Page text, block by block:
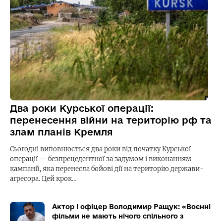
Два роки Курської операції:
перенесення війни на територію рф та
злам планів Кремля
Сьогодні виповнюється два роки від початку Курської
операції — безпрецедентної за задумом і виконанням
кампанії, яка перенесла бойові дії на територію держави-
агресора. Цей крок…
Актор і офіцер Володимир Ращук: «Воєнні
фільми не мають нічого спільного з